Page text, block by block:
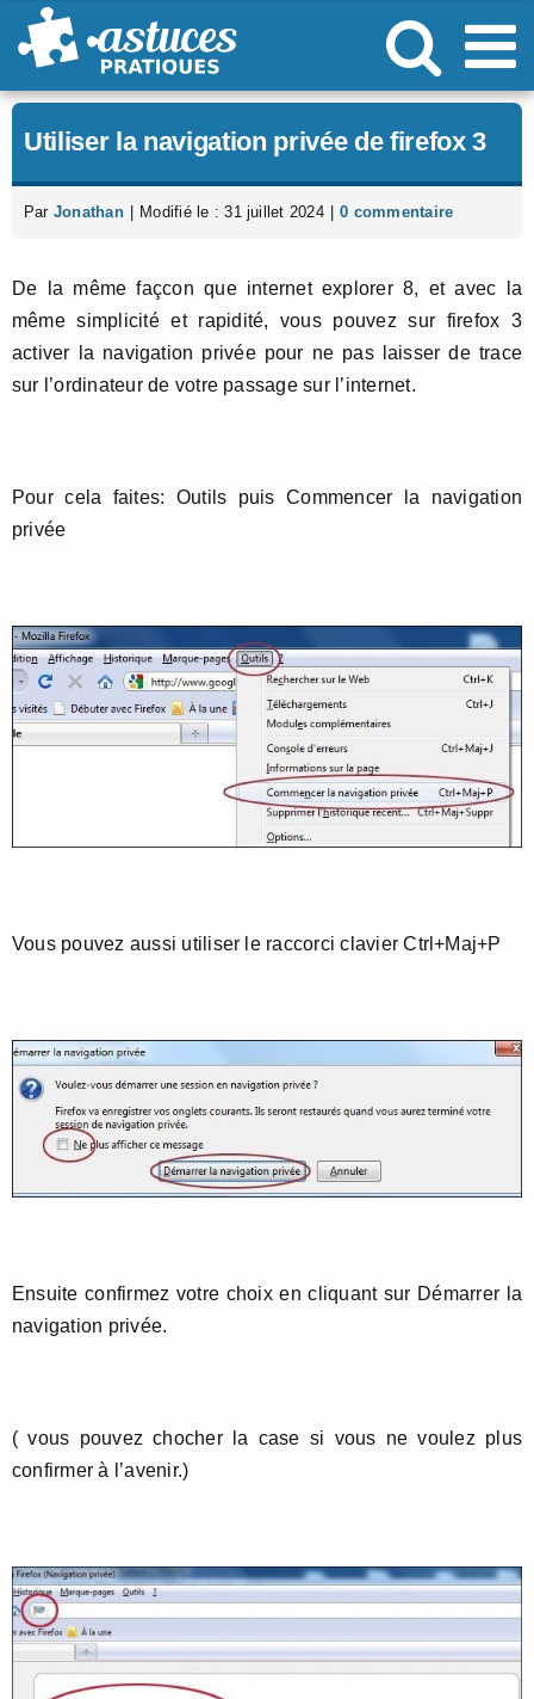
Passer
au
Utiliser la navigation privée de firefox 3
Par Jonathan Modifié le : 31 juillet 2024 0 commentaire
De la même façcon que internet explorer 8, et avec la
même simplicité et rapidité, vous pouvez sur firefox 3
activer la navigation privée pour ne pas laisser de trace
sur l’ordinateur de votre passage sur l’internet.
Pour cela faites: Outils puis Commencer la navigation
privée
Vous pouvez aussi utiliser le raccorci clavier Ctrl+Maj+P
Ensuite confirmez votre choix en cliquant sur Démarrer la
navigation privée.
( vous pouvez chocher la case si vous ne voulez plus
confirmer à l’avenir.)